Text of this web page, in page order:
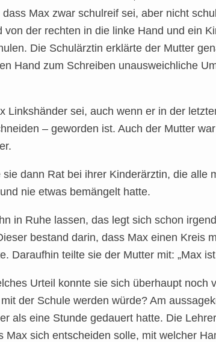
Max zwar schulreif sei, aber nicht
der rechten in die linke Hand und ein
Die Schulärztin erklärte der Mutter
Hand zum Schreiben unausweichliche
Linkshänder sei, auch wenn er in der
– geworden ist. Auch der Mutter
dann Rat bei ihrer Kinderärztin, die alle
nie etwas bemängelt hatte.
in Ruhe lassen, das legt sich schon
bestand darin, dass Max einen Kreis
Daraufhin teilte sie der Mutter mit: „Max
Urteil konnte sie sich überhaupt noch
der Schule werden würde? Am
als eine Stunde gedauert hatte. Die
sich entscheiden solle, mit welcher